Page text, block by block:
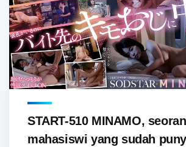
START-510 MINAMO,
mahasiswi yang sudah